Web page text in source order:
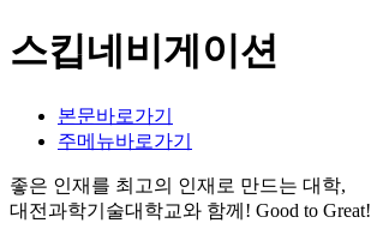
스킵네비게이션
본문바로가기
주메뉴바로가기
좋은 인재를 최고의 인재로 만드는 대학,
대전과학기술대학교와 함께! Good to Great!